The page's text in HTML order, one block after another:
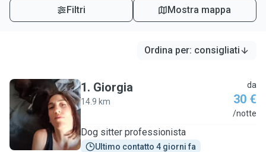
Filtri Mostra mappa
Ordina per: consigliati
G
1. Giorgia
14.9 km
da
30 €
/notte
Dog sitter professionista
Ultimo contatto 4 giorni fa